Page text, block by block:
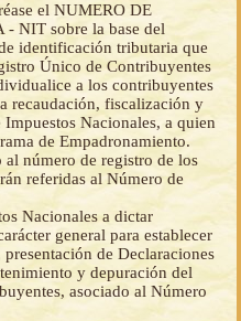
el NUMERO DE
NIT sobre la base del
identificación tributaria que
Único de Contribuyentes
a los contribuyentes
recaudación, fiscalización y
Nacionales, a quien
de Empadronamiento.
al número de registro de los
referidas al Número de
Nacionales a dictar
general para establecer
de Declaraciones
y depuración del
asociado al Número